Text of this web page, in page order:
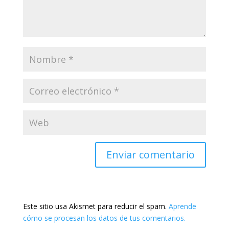
Este sitio usa Akismet para reducir el spam. Aprende
cómo se procesan los datos de tus comentarios.